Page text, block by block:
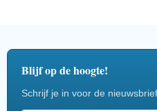
Blijf op de hoogte!
Schrijf je in voor de